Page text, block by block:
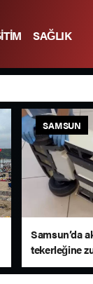
SAĞLIK
SAMSUN
Samsun’da
tekerleğine